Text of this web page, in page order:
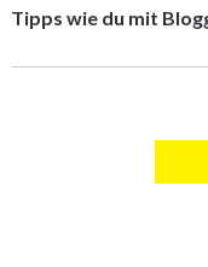
Tipps wie du mit